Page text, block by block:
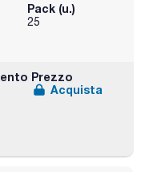
Pack (u.)
25
Prezzo
Acquista